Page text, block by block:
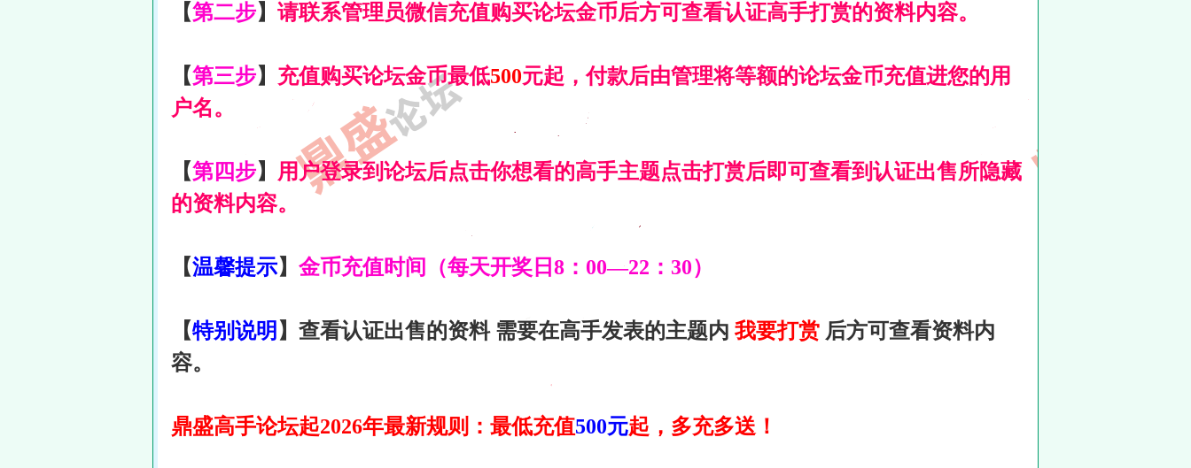
【第二步】 请联系管理员微信充值购买论坛金币后方可查看认证高手打赏的资料内容。
【第三步】 充值购买论坛金币最低500元起，付款后由管理将等额的论坛金币充值进您的用
户名。
【第四步】 用户登录到论坛后点击你想看的高手主题点击打赏后即可查看到认证出售所隐藏
的资料内容。
【温馨提示】 金币充值时间（每天开奖日8：00—22：30）
【特别说明 】查看认证出售的资料 需要在高手发表的主题内 我要打赏 后方可查看资料内
容。
鼎盛高手论坛起2026年最新规则：最低充值500元起，多充多送！